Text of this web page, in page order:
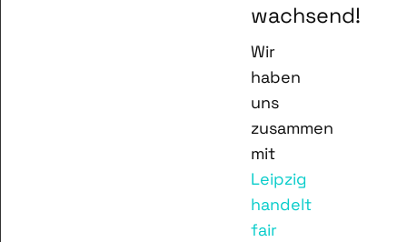
wachsend!
Wir
haben
uns
zusammen
mit
Leipzig
handelt
fair